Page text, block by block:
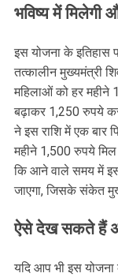
भविष्य में मिलेगी
इस योजना के
तत्कालीन मुख्यमंत्री
महिलाओं को हर
बढ़ाकर 1,250 रुपये
ने इस राशि में एक बार
महीने 1,500 रुपये
कि आने वाले समय में
जाएगा, जिसके संकेत
ऐसे देख सकते हैं
यदि आप भी इस